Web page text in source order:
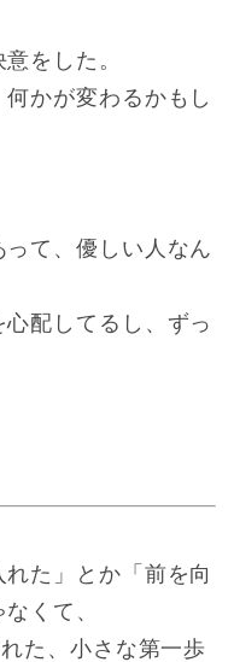
をした。
かが変わるかもし
て、優しい人なん
配してるし、ずっ
た」とか「前を向
くて、
た、小さな第一歩